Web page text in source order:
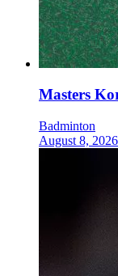
Masters
Badminton
August 8, 2026